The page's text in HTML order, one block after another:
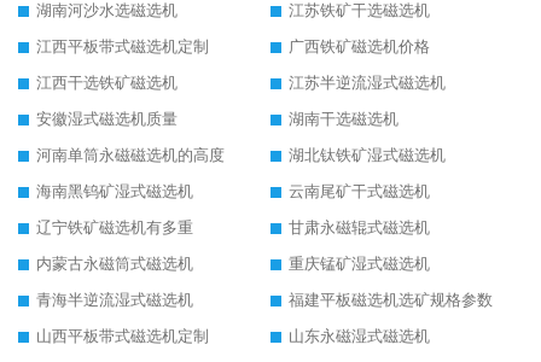
湖南河沙水选磁选机
江苏铁矿干选磁选机
江西平板带式磁选机定制
广西铁矿磁选机价格
江西干选铁矿磁选机
江苏半逆流湿式磁选机
安徽湿式磁选机质量
湖南干选磁选机
河南单筒永磁磁选机的高度
湖北钛铁矿湿式磁选机
海南黑钨矿湿式磁选机
云南尾矿干式磁选机
辽宁铁矿磁选机有多重
甘肃永磁辊式磁选机
内蒙古永磁筒式磁选机
重庆锰矿湿式磁选机
青海半逆流湿式磁选机
福建平板磁选机选矿规格参数
山西平板带式磁选机定制
山东永磁湿式磁选机